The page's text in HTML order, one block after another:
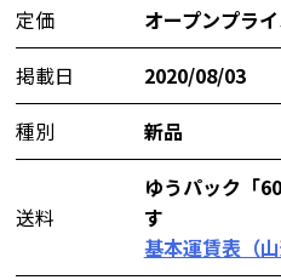
定価
オープンプラ
掲載日
2020/08/03
種別
新品
送料
ゆうパック「
す
基本運賃表（山